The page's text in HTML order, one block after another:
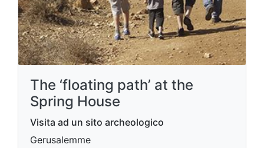
The ‘floating path’ at the
Spring House
Visita ad un sito archeologico
Gerusalemme